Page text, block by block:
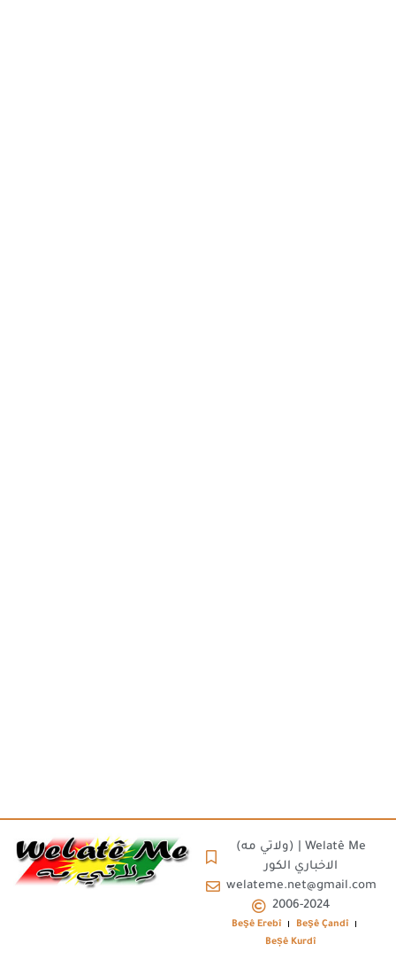
(ولاتي مه) | Welatê Me
الاخباري الكور
welateme.net@gmail.com
2006-2024
Beşê Erebî
Beşê Çandî
Beșê Kurdî